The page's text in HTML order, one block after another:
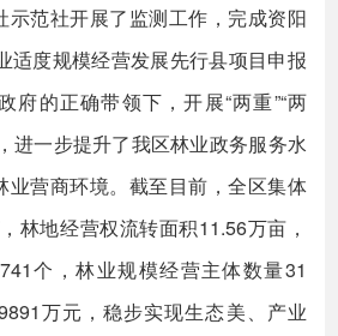
示范社开展了监测工作，完成资阳
适度规模经营发展先行县项目申报
府的正确带领下，开展“两重”“两
进一步提升了我区林业政务服务水
业营商环境。截至目前，全区集体
林地经营权流转面积11.56万亩，
个，林业规模经营主体数量31
万元，稳步实现生态美、产业